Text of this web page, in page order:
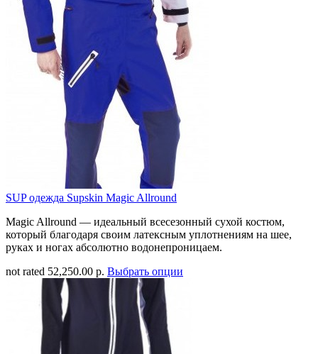
SUP одежда Supskin Magic Allround
Magic Allround — идеальный всесезонный сухой костюм,
который благодаря своим латексным уплотнениям на шее,
руках и ногах абсолютно водонепроницаем.
not rated 52,250.00 р. Выбрать опции